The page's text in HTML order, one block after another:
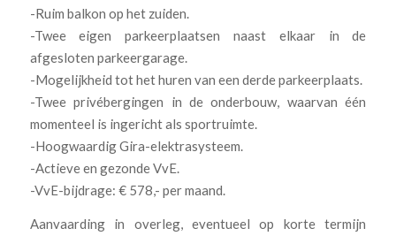
-Ruim balkon op het zuiden.
-Twee eigen parkeerplaatsen naast elkaar in de
afgesloten parkeergarage.
-Mogelijkheid tot het huren van een derde parkeerplaats.
-Twee privébergingen in de onderbouw, waarvan één
momenteel is ingericht als sportruimte.
-Hoogwaardig Gira-elektrasysteem.
-Actieve en gezonde VvE.
-VvE-bijdrage: € 578,- per maand.
Aanvaarding in overleg, eventueel op korte termijn